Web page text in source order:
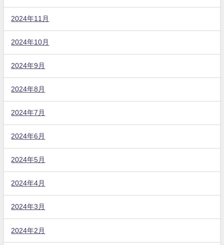
2024年11月
2024年10月
2024年9月
2024年8月
2024年7月
2024年6月
2024年5月
2024年4月
2024年3月
2024年2月